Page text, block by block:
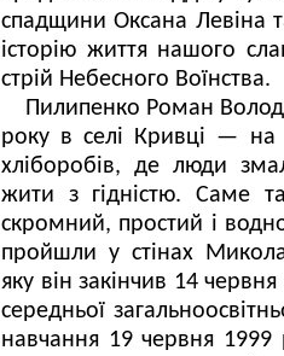
спадщини Оксана Левіна
історію життя нашого
стрій Небесного Воїнства.
Пилипенко Роман
року в селі Кривці — на
хліборобів, де люди
жити з гідністю. Саме
скромний, простий і
пройшли у стінах
яку він закінчив 14
середньої
навчання 19 червня